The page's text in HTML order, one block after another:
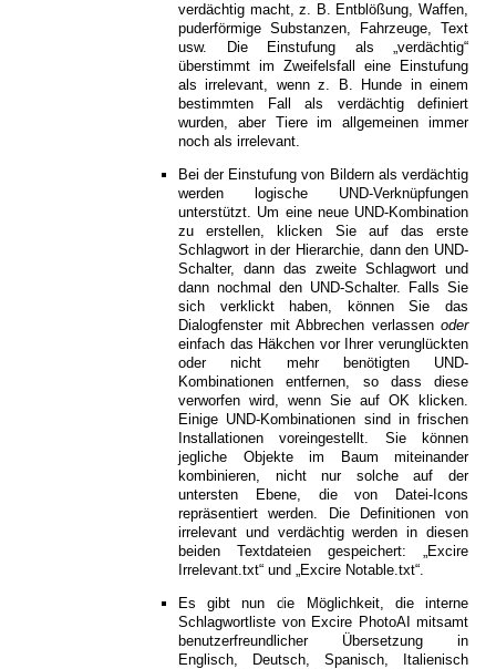
verdächtig macht, z. B. Entblößung, Waffen,
puderförmige Substanzen, Fahrzeuge, Text
usw. Die Einstufung als „verdächtig“
überstimmt im Zweifelsfall eine Einstufung
als irrelevant, wenn z. B. Hunde in einem
bestimmten Fall als verdächtig definiert
wurden, aber Tiere im allgemeinen immer
noch als irrelevant.
Bei der Einstufung von Bildern als verdächtig
werden logische UND-Verknüpfungen
unterstützt. Um eine neue UND-Kombination
zu erstellen, klicken Sie auf das erste
Schlagwort in der Hierarchie, dann den UND-
Schalter, dann das zweite Schlagwort und
dann nochmal den UND-Schalter. Falls Sie
sich verklickt haben, können Sie das
Dialogfenster mit Abbrechen verlassen oder
einfach das Häkchen vor Ihrer verunglückten
oder nicht mehr benötigten UND-
Kombinationen entfernen, so dass diese
verworfen wird, wenn Sie auf OK klicken.
Einige UND-Kombinationen sind in frischen
Installationen voreingestellt. Sie können
jegliche Objekte im Baum miteinander
kombinieren, nicht nur solche auf der
untersten Ebene, die von Datei-Icons
repräsentiert werden. Die Definitionen von
irrelevant und verdächtig werden in diesen
beiden Textdateien gespeichert: „Excire
Irrelevant.txt“ und „Excire Notable.txt“.
Es gibt nun die Möglichkeit, die interne
Schlagwortliste von Excire PhotoAI mitsamt
benutzerfreundlicher Übersetzung in
Englisch, Deutsch, Spanisch, Italienisch